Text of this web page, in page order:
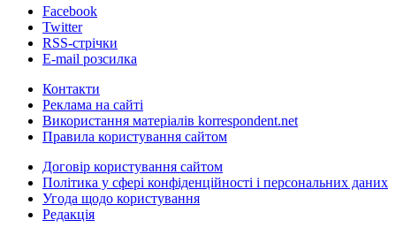
Facebook
Twitter
RSS-стрічки
E-mail розсилка
Контакти
Реклама на сайті
Використання матеріалів korrespondent.net
Правила користування сайтом
Договір користування сайтом
Політика у сфері конфіденційності і персональних даних
Угода щодо користування
Редакція